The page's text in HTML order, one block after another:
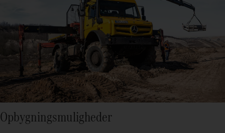
Opbygningsmuligheder